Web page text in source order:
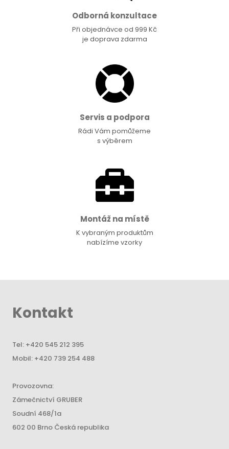
Odborná konzultace
Při objednávce od 999 Kč
je doprava zdarma
Servis a podpora
Rádi Vám pomůžeme
s výběrem
Montáž na místě
K vybraným produktům
nabízíme vzorky
Kontakt
Tel: +420 545 212 395
Mobil: +420 739 254 488
Provozovna:
Zámečnictví GRUBER
Soudní 468/1a
602 00 Brno Česká republika